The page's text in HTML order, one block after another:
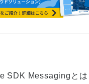
SDK Messagingとは